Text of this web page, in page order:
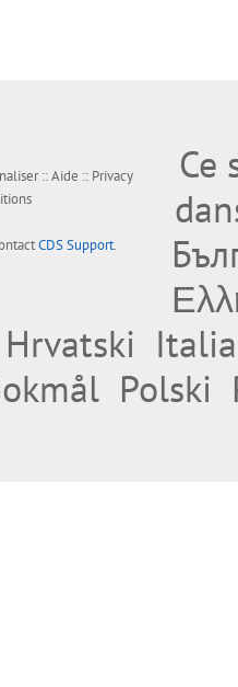
::Aide :: Privacy
CDS Support.
Ce
Hrvatski
Polski